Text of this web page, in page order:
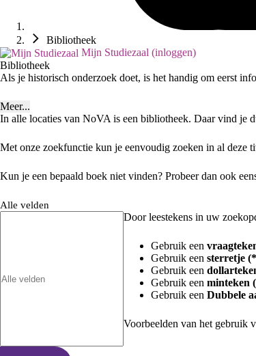
Bibliotheek
Mijn Studiezaal (inloggen)
Bibliotheek
Als je historisch onderzoek doet, is het handig om eerst
Meer...
In alle locaties van NoVA is een bibliotheek. Daar vind je
Met onze zoekfunctie kun je eenvoudig zoeken in al deze
Kun je een bepaald boek niet vinden? Probeer dan ook
Alle velden
Door leestekens in uw
Gebruik een
Gebruik een sterretje
Gebruik een
Gebruik een minteken
Gebruik een Dubbele
Voorbeelden van het gebruik